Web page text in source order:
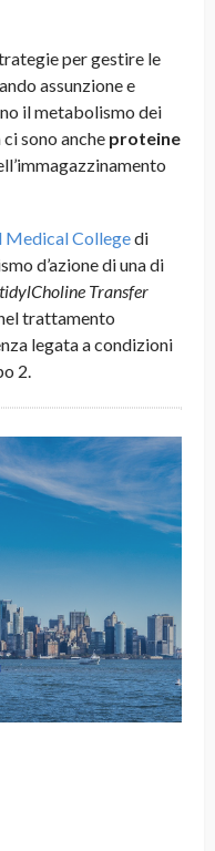
per gestire le
assunzione e
il metabolismo dei
sono anche proteine
Medical Collegedi
d’azione di una di
Transfer
trattamento
legata a condizioni
2.